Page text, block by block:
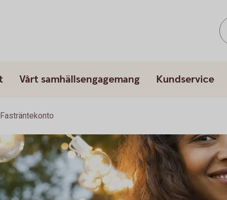
Vårt samhällsengagemang Kundservice
Fasträntekonto